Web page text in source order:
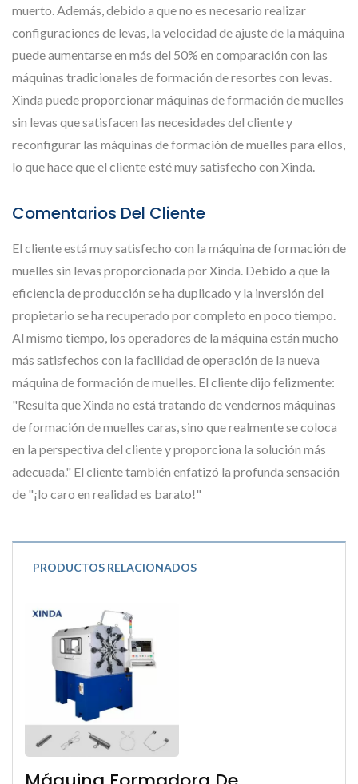
muerto. Además, debido a que no es necesario realizar
configuraciones de levas, la velocidad de ajuste de la máquina
puede aumentarse en más del 50% en comparación con las
máquinas tradicionales de formación de resortes con levas.
Xinda puede proporcionar máquinas de formación de muelles
sin levas que satisfacen las necesidades del cliente y
reconfigurar las máquinas de formación de muelles para ellos,
lo que hace que el cliente esté muy satisfecho con Xinda.
Comentarios Del Cliente
El cliente está muy satisfecho con la máquina de formación de
muelles sin levas proporcionada por Xinda. Debido a que la
eficiencia de producción se ha duplicado y la inversión del
propietario se ha recuperado por completo en poco tiempo.
Al mismo tiempo, los operadores de la máquina están mucho
más satisfechos con la facilidad de operación de la nueva
máquina de formación de muelles. El cliente dijo felizmente:
"Resulta que Xinda no está tratando de vendernos máquinas
de formación de muelles caras, sino que realmente se coloca
en la perspectiva del cliente y proporciona la solución más
adecuada." El cliente también enfatizó la profunda sensación
de "¡lo caro en realidad es barato!"
PRODUCTOS RELACIONADOS